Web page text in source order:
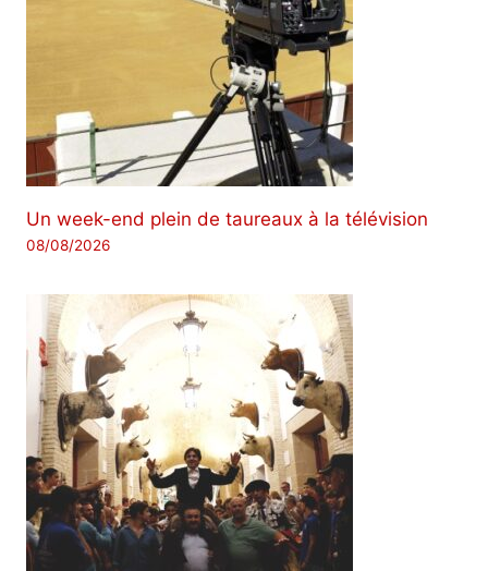
Un week-end plein de taureaux à la télévision
08/08/2026